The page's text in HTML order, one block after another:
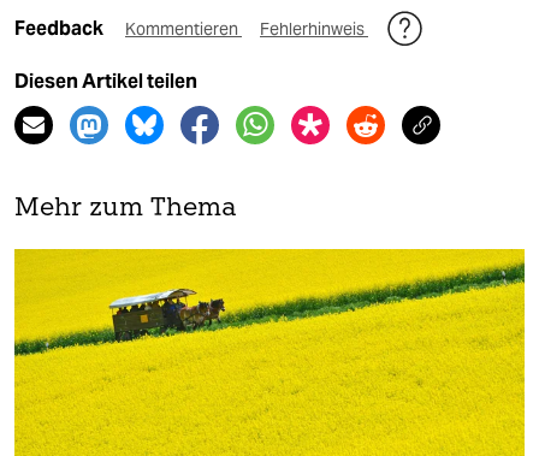
Feedback Kommentieren Fehlerhinweis
Diesen Artikel teilen
Mehr zum Thema